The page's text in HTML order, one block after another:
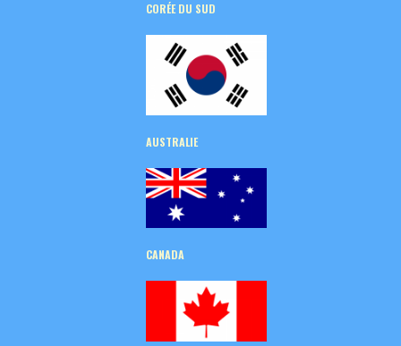
CORÉEDU SUD
AUSTRALIE
CANADA